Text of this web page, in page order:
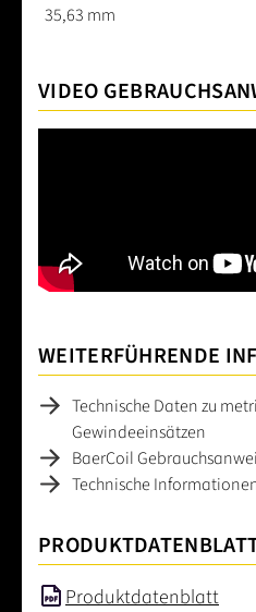
35,63 mm
VIDEO
WEITERFÜHRENDE
Technische Daten zu
Gewindeeinsätzen
BaerCoil
Technische
Produktdatenblatt